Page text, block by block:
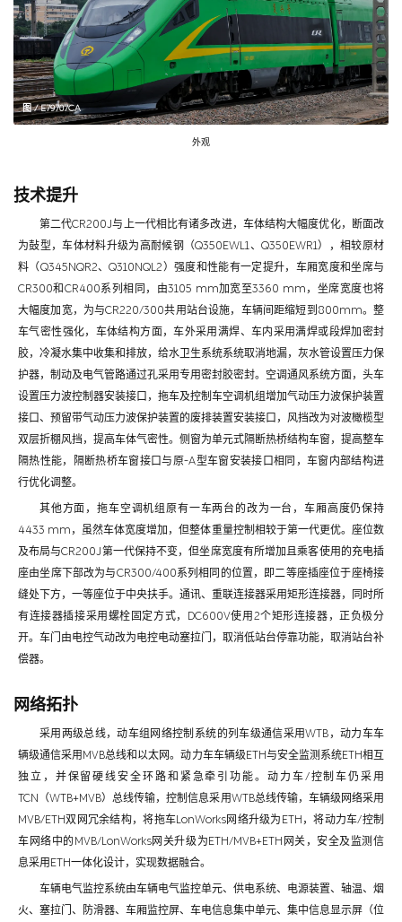
图 / E79707CA
外观
技术提升
第二代CR200J与上一代相比有诸多改进，车体结构大幅度优化，断面改
为鼔型，车体材料升级为高耐候钢（Q350EWL1、Q350EWR1），相较原材
料（Q345NQR2、Q310NQL2）强度和性能有一定提升，车厢宽度和坐席与
CR300和CR400系列相同，由3105 mm加宽至3360 mm，坐席宽度也将
大幅度加宽，为与CR220/300共用站台设施，车辆间距缩短到800mm。整
车气密性强化，车体结构方面，车外采用满焊、车内采用满焊或段焊加密封
胶，冷凝水集中收集和排放，给水卫生系统系统取消地漏，灰水管设置压力保
护器，制动及电气管路通过孔采用专用密封胶密封。空调通风系统方面，头车
设置压力波控制器安装接口，拖车及控制车空调机组增加气动压力波保护装置
接口、预留带气动压力波保护装置的废排装置安装接口，风挡改为对波橄榄型
双层折棚风挡，提高车体气密性。侧窗为单元式隔断热桥结构车窗，提高整车
隔热性能，隔断热桥车窗接口与原-A型车窗安装接口相同，车窗内部结构进
行优化调整。
其他方面，拖车空调机组原有一车两台的改为一台，车厢高度仍保持
4433 mm，虽然车体宽度增加，但整体重量控制相较于第一代更优。座位数
及布局与CR200J第一代保持不变，但坐席宽度有所增加且乘客使用的充电插
座由坐席下部改为与CR300/400系列相同的位置，即二等座插座位于座椅接
缝处下方，一等座位于中央扶手。通讯、重联连接器采用矩形连接器，同时所
有连接器插接采用螺栓固定方式，DC600V使用2个矩形连接器，正负极分
开。车门由电控气动改为电控电动塞拉门，取消低站台停靠功能，取消站台补
偿器。
网络拓扑
采用两级总线，动车组网络控制系统的列车级通信采用WTB，动力车车
辆级通信采用MVB总线和以太网。动力车车辆级ETH与安全监测系统ETH相互
独立，并保留硬线安全环路和紧急牵引功能。动力车/控制车仍采用
TCN（WTB+MVB）总线传输，控制信息采用WTB总线传输，车辆级网络采用
MVB/ETH双网冗余结构，将拖车LonWorks网络升级为ETH，将动力车/控制
车网络中的MVB/LonWorks网关升级为ETH/MVB+ETH网关，安全及监测信
息采用ETH一体化设计，实现数据融合。
车辆电气监控系统由车辆电气监控单元、供电系统、电源装置、轴温、烟
火、塞拉门、防滑器、车厢监控屏、车电信息集中单元、集中信息显示屏（位